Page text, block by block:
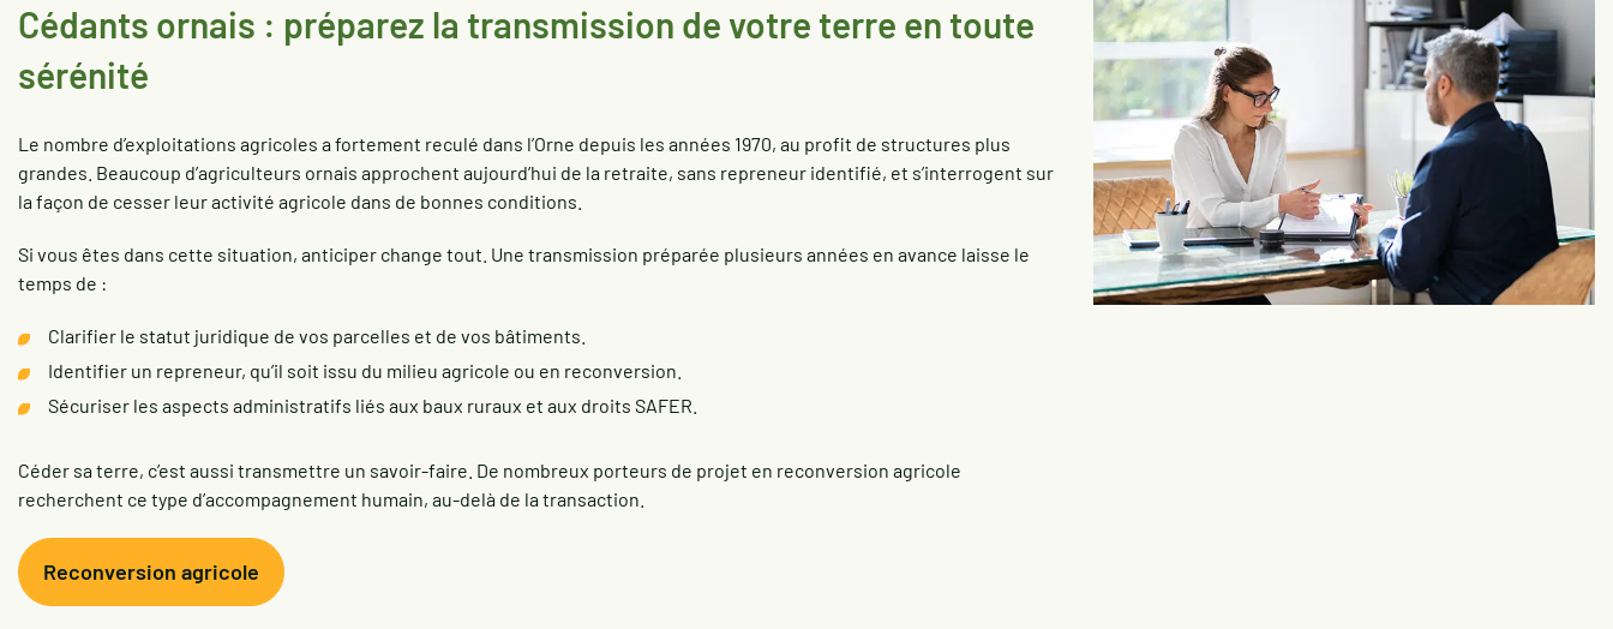
Cédants ornais : préparez la transmission de votre terre en toute
sérénité
Le nombre d’exploitations agricoles a fortement reculé dans l’Orne depuis les années 1970, au profit de structures plus
grandes. Beaucoup d’agriculteurs ornais approchent aujourd’hui de la retraite, sans repreneur identifié, et s’interrogent sur
la façon de cesser leur activité agricole dans de bonnes conditions.
Si vous êtes dans cette situation, anticiper change tout. Une transmission préparée plusieurs années en avance laisse le
temps de :
Clarifier le statut juridique de vos parcelles et de vos bâtiments.
Identifier un repreneur, qu’il soit issu du milieu agricole ou en reconversion.
Sécuriser les aspects administratifs liés aux baux ruraux et aux droits SAFER.
Céder sa terre, c’est aussi transmettre un savoir-faire. De nombreux porteurs de projet en reconversion agricole
recherchent ce type d’accompagnement humain, au-delà de la transaction.
Reconversion agricole